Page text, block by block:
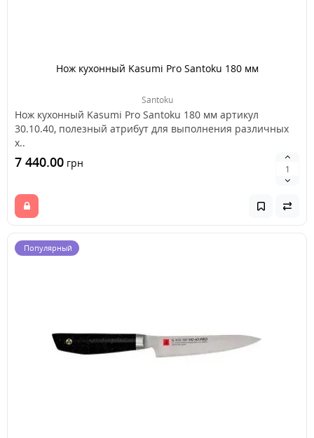
Нож кухонный Kasumi Pro Santoku 180 мм
Santoku
Нож кухонный Kasumi Pro Santoku 180 мм артикул
30.10.40, полезный атрибут для выполнения различных
х..
7 440.00 грн
Популярный